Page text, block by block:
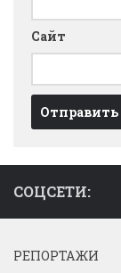
Сайт
СОЦСЕТИ:
РЕПОРТАЖИ